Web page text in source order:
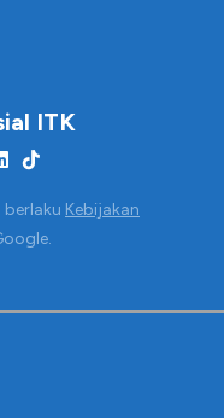
ITK
berlaku Kebijakan